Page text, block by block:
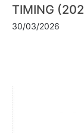
TIMING
30/03/2026